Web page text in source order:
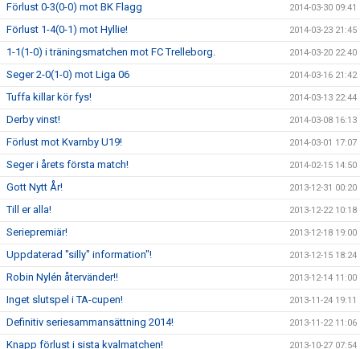
Förlust 0-3(0-0) mot BK Flagg 2014-03-30 09:41
Förlust 1-4(0-1) mot Hyllie! 2014-03-23 21:45
1-1(1-0) i träningsmatchen mot FC Trelleborg. 2014-03-20 22:40
Seger 2-0(1-0) mot Liga 06 2014-03-16 21:42
Tuffa killar kör fys! 2014-03-13 22:44
Derby vinst! 2014-03-08 16:13
Förlust mot Kvarnby U19! 2014-03-01 17:07
Seger i årets första match! 2014-02-15 14:50
Gott Nytt År! 2013-12-31 00:20
Till er alla! 2013-12-22 10:18
Seriepremiär! 2013-12-18 19:00
Uppdaterad "silly" information"! 2013-12-15 18:24
Robin Nylén återvänder!! 2013-12-14 11:00
Inget slutspel i TA-cupen! 2013-11-24 19:11
Definitiv seriesammansättning 2014! 2013-11-22 11:06
Knapp förlust i sista kvalmatchen! 2013-10-27 07:54